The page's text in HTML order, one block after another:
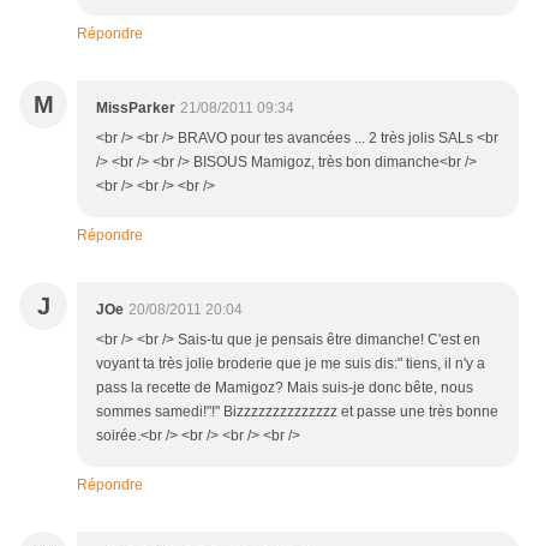
Répondre
M MissParker 21/08/2011 09:34
<br /> <br /> BRAVO pour tes avancées ... 2 très jolis SALs <br
/> <br /> <br /> BISOUS Mamigoz, très bon dimanche<br />
<br /> <br /> <br />
Répondre
J JOe 20/08/2011 20:04
<br /> <br /> Sais-tu que je pensais être dimanche! C'est en
voyant ta très jolie broderie que je me suis dis:" tiens, il n'y a
pass la recette de Mamigoz? Mais suis-je donc bête, nous
sommes samedi!"!" Bizzzzzzzzzzzzzz et passe une très bonne
soirée.<br /> <br /> <br /> <br />
Répondre